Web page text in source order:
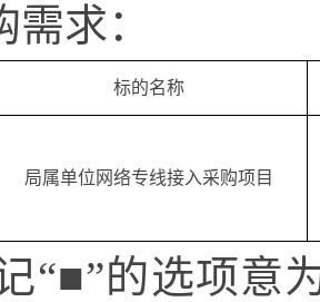
需求：
标的名称
局属单位网络专线接入采购项目
“■”的选项意